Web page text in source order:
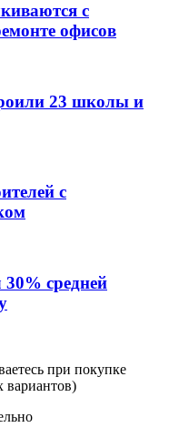
с
офисов
23 школы и
с
средней
при покупке
вариантов)